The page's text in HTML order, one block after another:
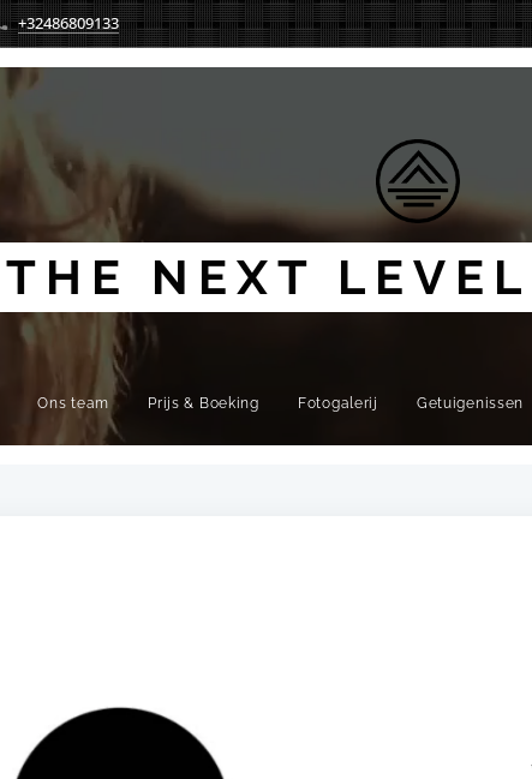
+32486809133
THE NEXT
Ons team Prijs & Boeking Fotogalerij Getuigenissen